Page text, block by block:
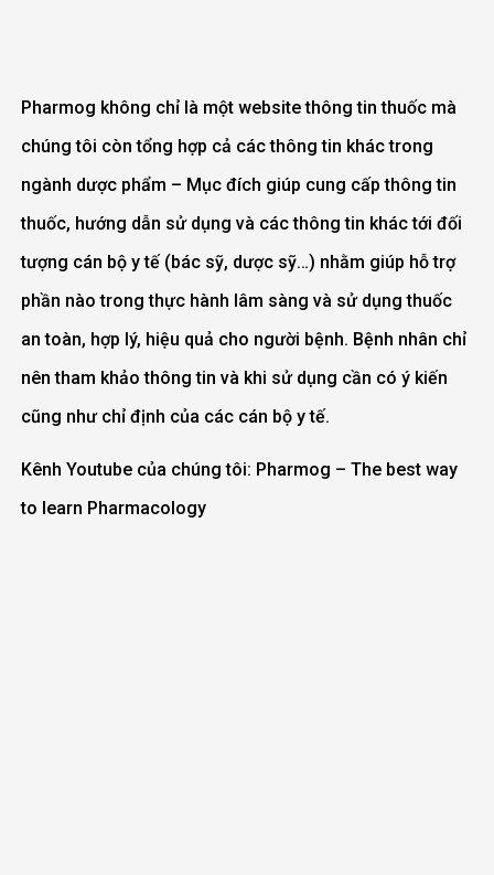
Pharmog không chỉ là một website thông tin thuốc mà
chúng tôi còn tổng hợp cả các thông tin khác trong
ngành dược phẩm – Mục đích giúp cung cấp thông tin
thuốc, hướng dẫn sử dụng và các thông tin khác tới đối
tượng cán bộ y tế (bác sỹ, dược sỹ…) nhằm giúp hỗ trợ
phần nào trong thực hành lâm sàng và sử dụng thuốc
an toàn, hợp lý, hiệu quả cho người bệnh.‎ Bệnh nhân chỉ
nên tham khảo thông tin và khi sử dụng cần có ý kiến
cũng như chỉ định của các cán bộ y tế.
Kênh Youtube của chúng tôi: Pharmog – The best way
to learn Pharmacology